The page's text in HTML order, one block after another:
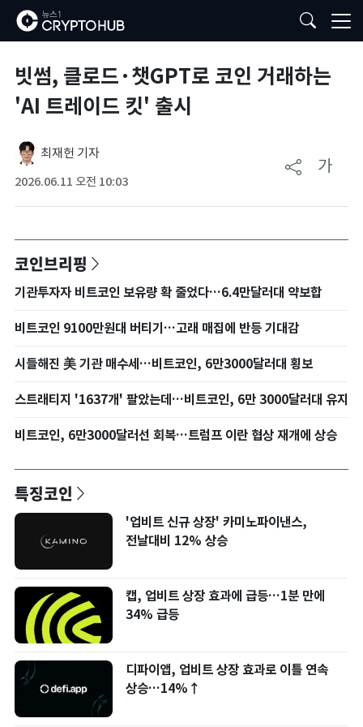
빗썸, 클로드·챗GPT로 코인 거래하는
'AI 트레이드 킷' 출시
최재헌 기자
2026.06.11 오전 10:03
가
코인브리핑
기관투자자 비트코인 보유량 확 줄었다…6.4만달러대 약보합
비트코인 9100만원대 버티기…고래 매집에 반등 기대감
시들해진 美 기관 매수세…비트코인, 6만3000달러대 횡보
스트래티지 '1637개' 팔았는데…비트코인, 6만 3000달러대 유지
비트코인, 6만3000달러선 회복…트럼프 이란 협상 재개에 상승
특징코인
'업비트 신규 상장' 카미노파이낸스,
전날대비 12% 상승
캡, 업비트 상장 효과에 급등…1분 만에
34% 급등
디파이앱, 업비트 상장 효과로 이틀 연속
상승…14%↑